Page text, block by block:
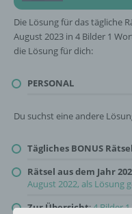
Die Lösung für das tägliche
August 2023 in 4 Bilder 1
die Lösung für dich:
PERSONAL
Du suchst eine andere
Tägliches BONUS
Rätsel aus dem Jahr
August 2022, als Lösung
Zur Übersicht:4 Bilder